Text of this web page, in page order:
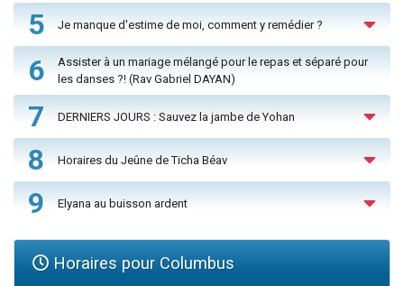
5 Je manque d'estime de moi, comment y remédier ?
6
Assister à un mariage mélangé pour le repas et séparé pour
les danses ?! (Rav Gabriel DAYAN)
7 DERNIERS JOURS : Sauvez la jambe de Yohan
8 Horaires du Jeûne de Ticha Béav
9 Elyana au buisson ardent
Horaires pour Columbus